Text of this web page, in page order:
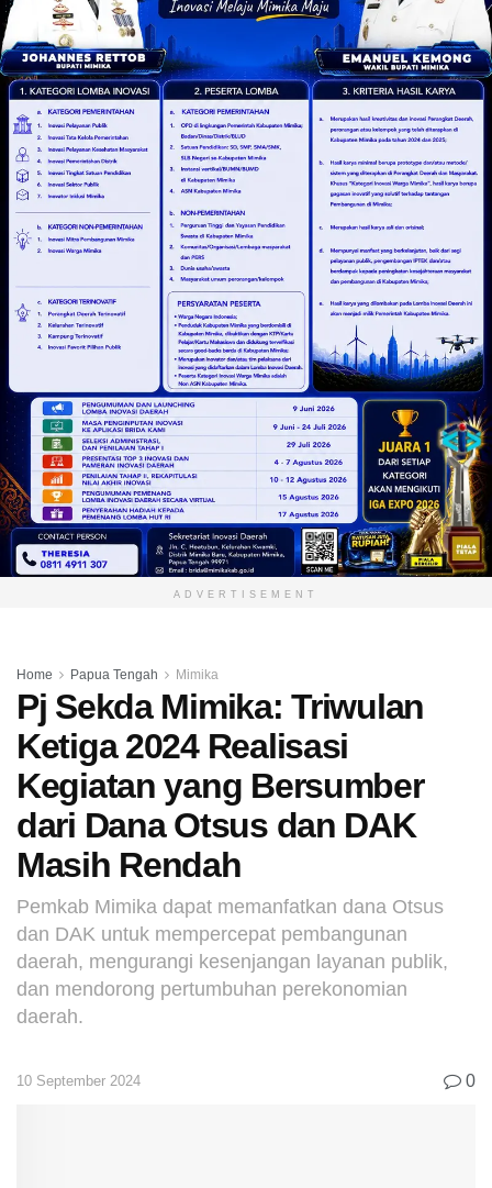
ADVERTISEMENT
Home Papua Tengah Mimika
Pj Sekda Mimika: Triwulan
Ketiga 2024 Realisasi
Kegiatan yang Bersumber
dari Dana Otsus dan DAK
Masih Rendah
Pemkab Mimika dapat memanfatkan dana Otsus
dan DAK untuk mempercepat pembangunan
daerah, mengurangi kesenjangan layanan publik,
dan mendorong pertumbuhan perekonomian
daerah.
10 September 2024 0